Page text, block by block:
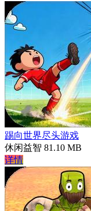
踢向世界尽头游戏
休闲益智 81.10 MB
详情